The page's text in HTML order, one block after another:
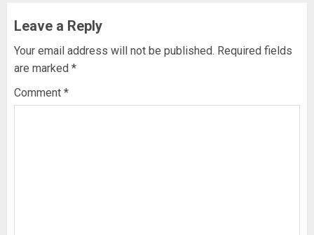
Leave a Reply
Your email address will not be published. Required fields
are marked *
Comment *